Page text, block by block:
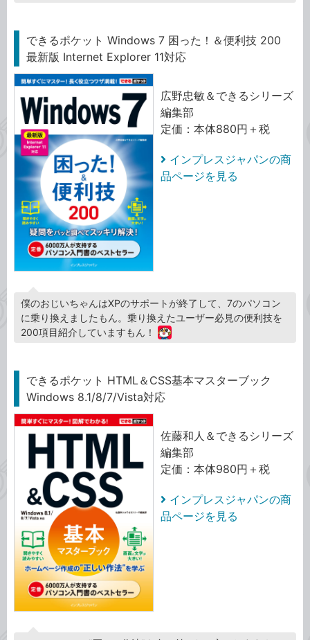
できるポケット Windows 7 困った！＆便利技 200
最新版 Internet Explorer 11対応
広野忠敏＆できるシリーズ
編集部
定価：本体880円＋税
インプレスジャパンの商
品ページを見る
僕のおじいちゃんはXPのサポートが終了して、7のパソコン
に乗り換えましたもん。乗り換えたユーザー必見の便利技を
200項目紹介していますもん！
できるポケット HTML＆CSS基本マスターブック
Windows 8.1/8/7/Vista対応
佐藤和人＆できるシリーズ
編集部
定価：本体980円＋税
インプレスジャパンの商
品ページを見る